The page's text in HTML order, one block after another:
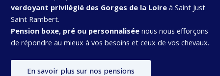
verdoyant privilégié des Gorges de la Loireà Saint Just
Saint Rambert.
Pension boxe, pré ou personnaliséenous nous efforçons
de répondre au mieux à vos besoins et ceux de vos chevaux.
En savoir plus sur nos pensions